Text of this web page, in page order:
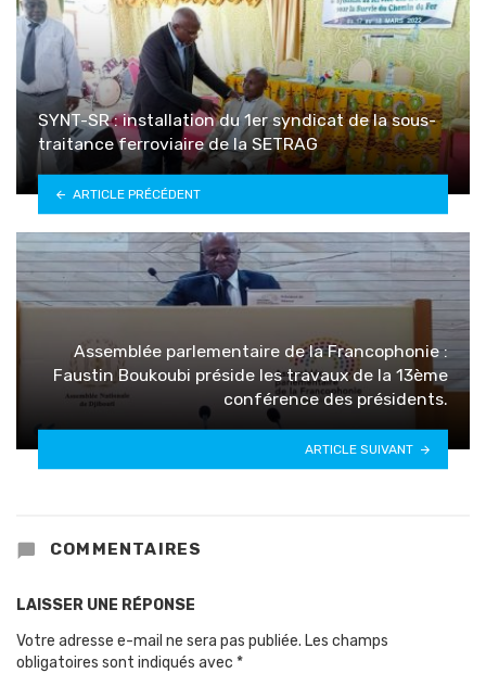
SYNT-SR : installation du 1er syndicat de la sous-
traitance ferroviaire de la SETRAG
ARTICLE PRÉCÉDENT
Assemblée parlementaire de la Francophonie :
Faustin Boukoubi préside les travaux de la 13ème
conférence des présidents.
ARTICLE SUIVANT
COMMENTAIRES
LAISSER UNE RÉPONSE
Votre adresse e-mail ne sera pas publiée. Les champs
obligatoires sont indiqués avec *